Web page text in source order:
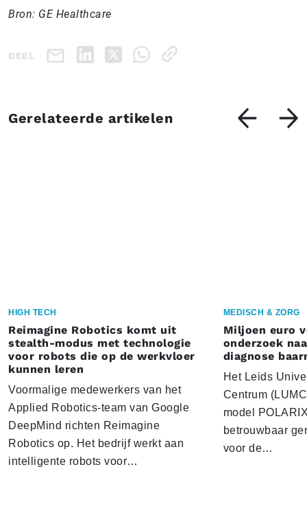
Bron: GE Healthcare
DEEL
Gerelateerde artikelen
HIGH TECH
Reimagine Robotics komt uit
stealth-modus met technologie
voor robots die op de werkvloer
kunnen leren
Voormalige medewerkers van het
Applied Robotics-team van Google
DeepMind richten Reimagine
Robotics op. Het bedrijf werkt aan
intelligente robots voor…
MEDISCH & ZORG
Miljoen euro
onderzoek
diagnose
Het Leids
Centrum
model
betrouwbaar
voor de…